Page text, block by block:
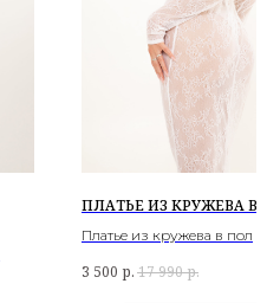
ПЛАТЬЕ ИЗ КРУЖЕВА В
Платье из кружева в пол
3 500 р. 17 990р.